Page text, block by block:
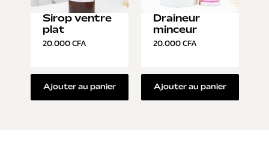
Sirop ventre
plat
20.000CFA
Ajouter au panier
Draineur
minceur
20.000CFA
Ajouter au panier